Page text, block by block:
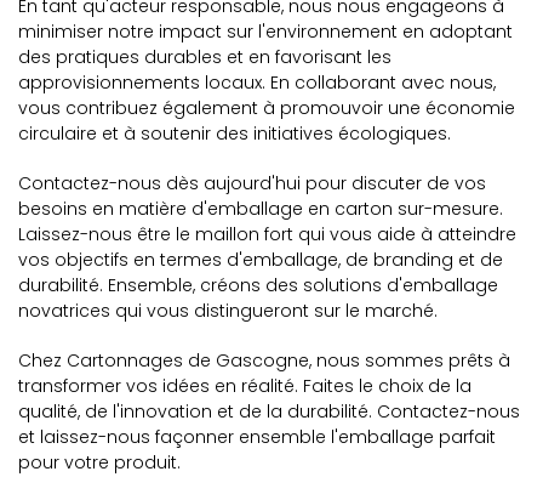
En tant qu'acteur responsable, nous nous engageons à
minimiser notre impact sur l'environnement en adoptant
des pratiques durables et en favorisant les
approvisionnements locaux. En collaborant avec nous,
vous contribuez également à promouvoir une économie
circulaire et à soutenir des initiatives écologiques.
Contactez-nous dès aujourd'hui pour discuter de vos
besoins en matière d'emballage en carton sur-mesure.
Laissez-nous être le maillon fort qui vous aide à atteindre
vos objectifs en termes d'emballage, de branding et de
durabilité. Ensemble, créons des solutions d'emballage
novatrices qui vous distingueront sur le marché.
Chez Cartonnages de Gascogne, nous sommes prêts à
transformer vos idées en réalité. Faites le choix de la
qualité, de l'innovation et de la durabilité. Contactez-nous
et laissez-nous façonner ensemble l'emballage parfait
pour votre produit.